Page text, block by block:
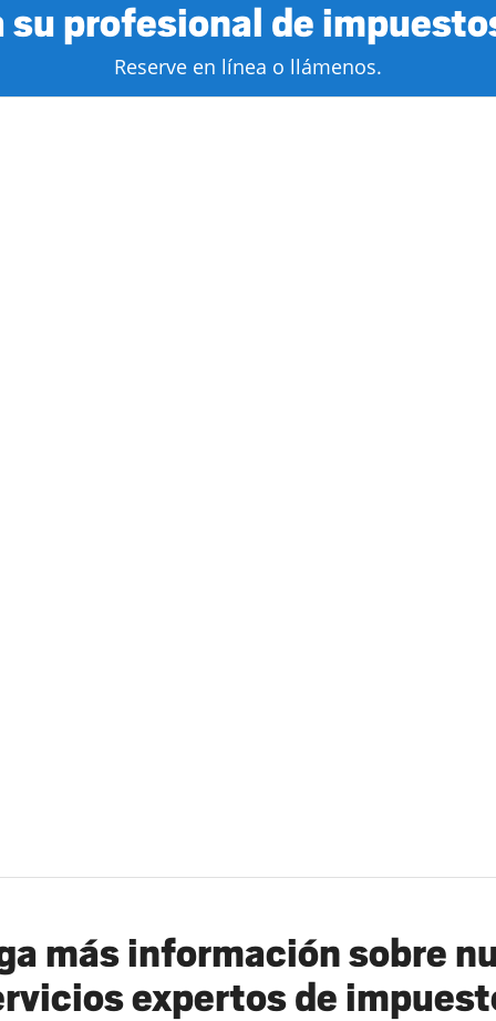
su profesional de
Reserve en línea o llámenos.
más información sobre
expertos de